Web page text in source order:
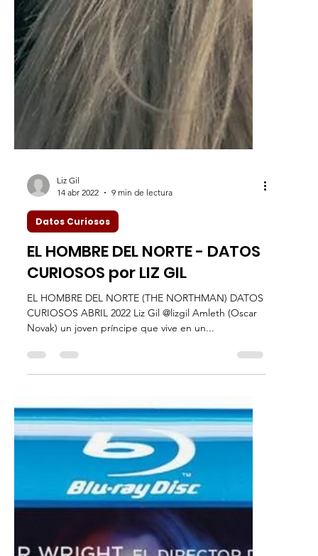
Liz Gil
14 abr 2022
Datos Curiosos
EL HOMBRE DEL NORTE - DATOS
CURIOSOS por LIZ GIL
EL HOMBRE DEL NORTE (THE NORTHMAN) DATOS
Novak) un joven príncipe que vive en un...